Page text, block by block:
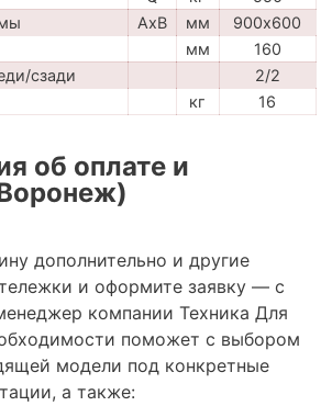
AxB мм
900х600
мм
160
сзади
2/2
кг 16
об оплате и
дополнительно и другие
и оформите заявку — с
компании Техника Для
поможет с выбором
модели под конкретные
а также: